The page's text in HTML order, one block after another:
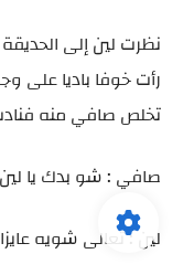
نظرت لين إلى
رأت خوفا باديا على
تخلص صافي منه
صافي : شو بدك يا
لين : تعالى شويه